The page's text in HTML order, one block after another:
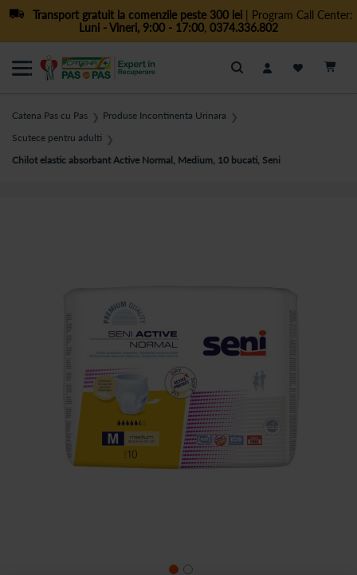
Transport gratuit la comenzile peste 300 lei| Program Call Center:
Luni - Vineri, 9:00 - 17:00, 0374.336.802
Cautare
Catena Pas cu Pas ❯ Produse Incontinenta Urinara ❯
Scutece pentru adulti ❯
Chilot elastic absorbant Active Normal, Medium, 10 bucati, Seni